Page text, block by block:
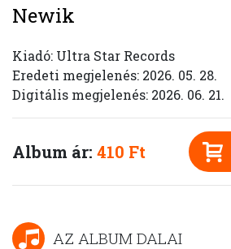
Newik
Kiadó: Ultra Star Records
Eredeti megjelenés: 2026. 05. 28.
Digitális megjelenés: 2026. 06. 21.
Album ár: 410 Ft
AZ ALBUM DALAI